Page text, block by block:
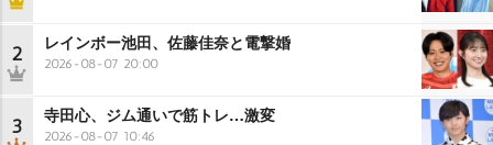
2 レインボー池田、佐藤佳奈と電撃婚
2026-08-07 20:00
3 寺田心、ジム通いで筋トレ…激変
2026-08-07 10:46